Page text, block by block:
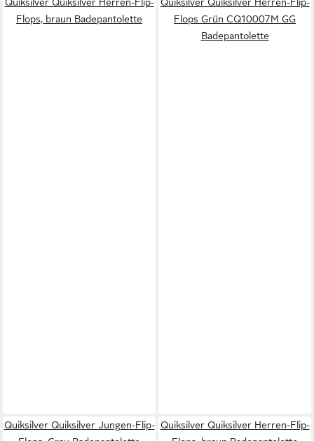
Flops, braun Badepantolette
Flops Grün CQ10007M GG
Badepantolette
Quiksilver Quiksilver Jungen-Flip- Quiksilver Quiksilver Herren-Flip-